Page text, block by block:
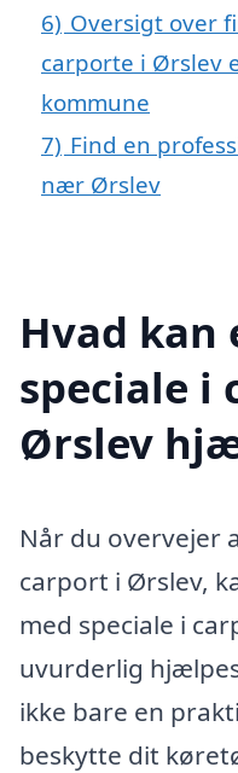
6) Oversigt over
carporte i Ørslev
kommune
7) Find en
nær Ørslev
Hvad kan
speciale i
Ørslev
Når du overvejer
carport i Ørslev,
med speciale i
uvurderlig
ikke bare en
beskytte dit